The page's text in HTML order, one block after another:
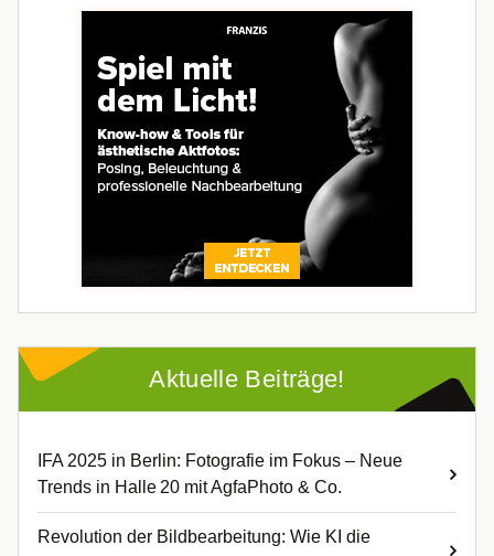
Aktuelle Beiträge!
IFA 2025 in Berlin: Fotografie im Fokus – Neue
Trends in Halle 20 mit AgfaPhoto & Co.
Revolution der Bildbearbeitung: Wie KI die